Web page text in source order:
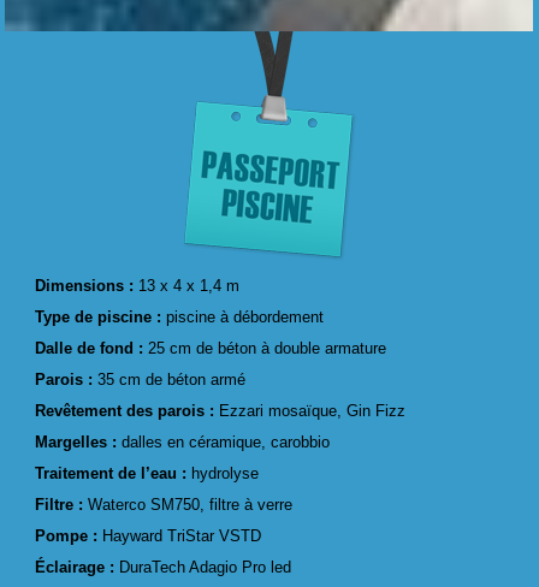
Dimensions : 13 x 4 x 1,4 m
Type de piscine : piscine à débordement
Dalle de fond : 25 cm de béton à double armature
Parois :35 cm de béton armé
Revêtement des parois : Ezzari mosaïque, Gin Fizz
Margelles : dalles en céramique, carobbio
Traitement de l’eau : hydrolyse
Filtre :Waterco SM750, filtre à verre
Pompe : Hayward TriStar VSTD
Éclairage : DuraTech Adagio Pro led